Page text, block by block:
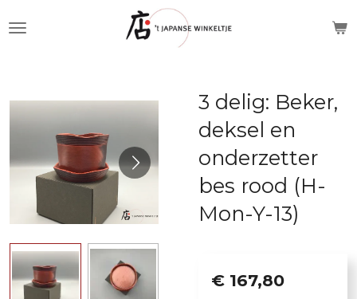
3 delig: Beker,
deksel en
onderzetter
bes rood (H-
Mon-Y-13)
€ 167,80